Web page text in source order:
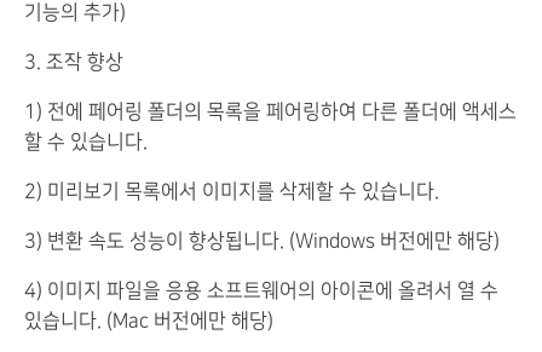
기능의 추가)
3. 조작 향상
1) 전에 페어링 폴더의 목록을 페어링하여 다른 폴더에 액세스
할 수 있습니다.
2) 미리보기 목록에서 이미지를 삭제할 수 있습니다.
3) 변환 속도 성능이 향상됩니다. (Windows 버전에만 해당)
4) 이미지 파일을 응용 소프트웨어의 아이콘에 올려서 열 수
있습니다. (Mac 버전에만 해당)